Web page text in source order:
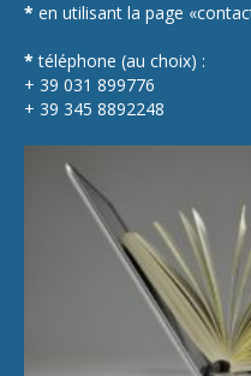
* en utilisant la page
* téléphone (au choix) :
+ 39 031 899776
+ 39 345 8892248